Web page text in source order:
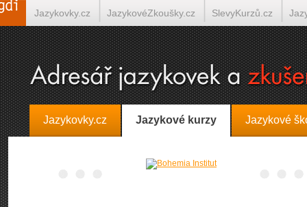
Jazykovky.cz Jazykové kurzy Jazykové
Jazykovky.cz JazykovéZkoušky.cz SlevyKurzů.cz
Španělština on-line Italština on-line Tlumočení-